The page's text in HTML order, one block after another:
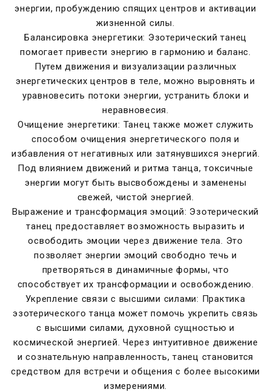
энергии, пробуждению спящих центров и активации
жизненной силы.
Балансировка энергетики: Эзотерический танец
помогает привести энергию в гармонию и баланс.
Путем движения и визуализации различных
энергетических центров в теле, можно выровнять и
уравновесить потоки энергии, устранить блоки и
неравновесия.
Очищение энергетики: Танец также может служить
способом очищения энергетического поля и
избавления от негативных или затянувшихся энергий.
Под влиянием движений и ритма танца, токсичные
энергии могут быть высвобождены и заменены
свежей, чистой энергией.
Выражение и трансформация эмоций: Эзотерический
танец предоставляет возможность выразить и
освободить эмоции через движение тела. Это
позволяет энергии эмоций свободно течь и
претворяться в динамичные формы, что
способствует их трансформации и освобождению.
Укрепление связи с высшими силами: Практика
эзотерического танца может помочь укрепить связь
с высшими силами, духовной сущностью и
космической энергией. Через интуитивное движение
и сознательную направленность, танец становится
средством для встречи и общения с более высокими
измерениями.